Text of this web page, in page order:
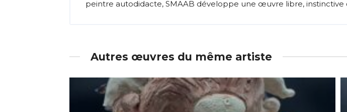
peintre autodidacte, SMAAB développe une œuvre libre,
Autres œuvres du même artiste